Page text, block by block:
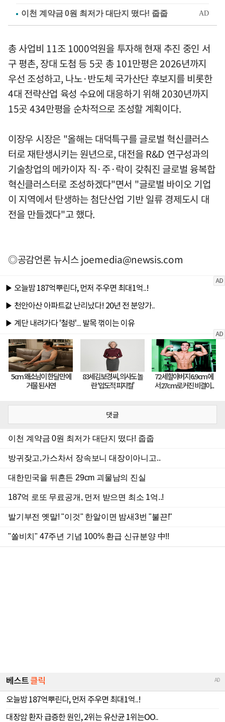
총 사업비 11조 1000억원을 투자해 현재 추진 중인 서
구 평촌, 장대 도첨 등 5곳 총 101만평은 2026년까지
우선 조성하고, 나노·반도체 국가산단 후보지를 비롯한
4대 전략산업 육성 수요에 대응하기 위해 2030년까지
15곳 434만평을 순차적으로 조성할 계획이다.
이장우 시장은 "올해는 대덕특구를 글로벌 혁신클러스
터로 재탄생시키는 원년으로, 대전을 R&D 연구성과의
기술창업의 메카이자 직·주·락이 갖춰진 글로벌 융복합
혁신클러스터로 조성하겠다"면서 "글로벌 바이오 기업
이 지역에서 탄생하는 첨단산업 기반 일류 경제도시 대
전을 만들겠다"고 했다.
◎공감언론 뉴시스joemedia@newsis.com
댓글